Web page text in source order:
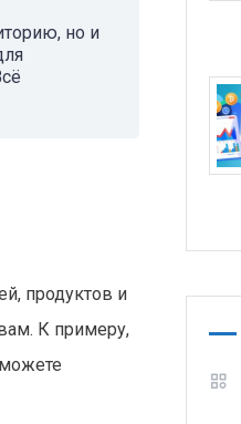
но и
продуктов и
К примеру,